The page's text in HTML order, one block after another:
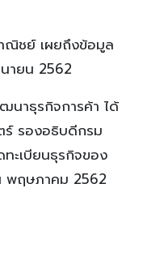
ณิชย์ เผยถึงข้อมูล
ายน 2562
าธุรกิจการค้า ได้
ร์ รองอธิบดีกรม
ะเบียนธุรกิจของ
พฤษภาคม 2562